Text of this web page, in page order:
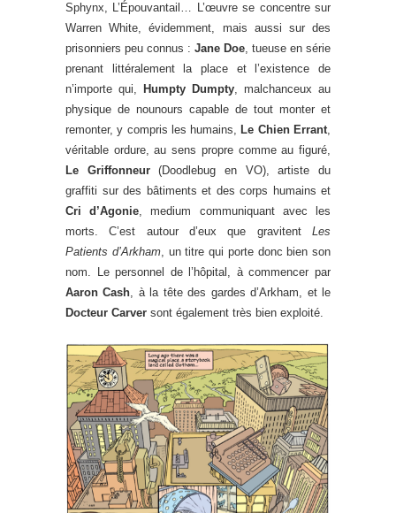
Sphynx, L’Épouvantail… L’œuvre se concentre sur
Warren White, évidemment, mais aussi sur des
prisonniers peu connus : Jane Doe, tueuse en série
prenant littéralement la place et l’existence de
n’importe qui,
Humpty Dumpty, malchanceux au
physique de nounours capable de tout monter et
remonter, y compris les humains, Le Chien Errant,
véritable ordure, au sens propre comme au figuré,
Le Griffonneur(Doodlebug en VO), artiste du
graffiti sur des bâtiments et des corps humains et
Cri d’Agonie, medium communiquant avec les
morts. C’est autour d’eux que gravitent Les
Patients d’Arkham, un titre qui porte donc bien son
nom. Le personnel de l’hôpital, à commencer par
Aaron Cash, à la tête des gardes d’Arkham, et le
Docteur Carver sont également très bien exploité.